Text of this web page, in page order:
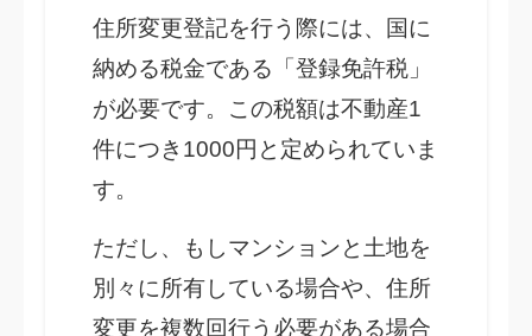
住所変更登記を行う際には、国に
納める税金である「登録免許税」
が必要です。この税額は不動産1
件につき1000円と定められていま
す。
ただし、もしマンションと土地を
別々に所有している場合や、住所
変更を複数回行う必要がある場合